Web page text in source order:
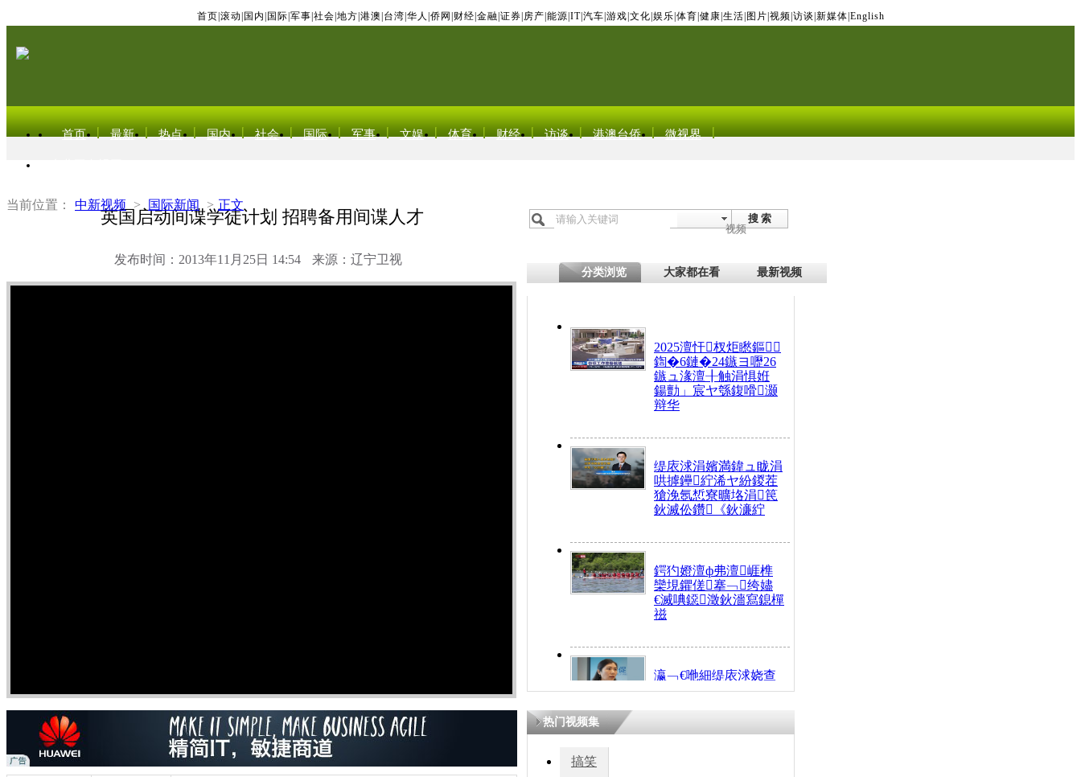
首页 滚动 国内 国际 军事 社会 地方 港澳 台湾 华人 侨网 财经 金融 证券 房产 能源 IT| 汽车 游戏 文化 娱乐 体育 健康 生活 图片 视频 访谈 新媒体 English
首页 最新 热点 国内 社会 国际 军事 文娱 体育 财经 访谈 港澳台侨 微视界
当前位置： 中新视频 > 国际新闻 > 正文
英国启动间谍学徒计划 招聘备用间谍人才
发布时间：2013年11月25日 14:54 来源：辽宁卫视
搜 索
视频
分类浏览 大家都在看 最新视频
2025澶忓杈炬矁鏂
鍧�6鏈�24鏃ヨ嚦26
鏃ュ湪澶╂触涓惧姙
鍚勯」宸ヤ綔鍑嗗灏
辩华
缇庡浗涓嬪満鍏ュ眬涓
哄摢鑸紵浠ヤ紛鍐茬
獊浼氬惁寮曠垎涓笢
鈥滅伀鑽《鈥濓紵
鍔犳嬁澶ф弗澶崕榫
欒垷鑺傞搴﹁绔嬧
€滅唺鐚澂鈥濇寫鎴樿
禌
瀛﹁€咃細缇庡浗娆查
€间笢鍗椾簹涓庝腑鍥
熷悎浣� 涓ㄥ浗闄呰
热门视频集
搞笑